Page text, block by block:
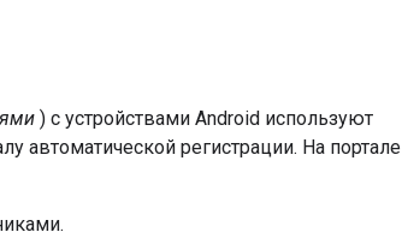
) с устройствами Android используют
автоматической регистрации. На портале